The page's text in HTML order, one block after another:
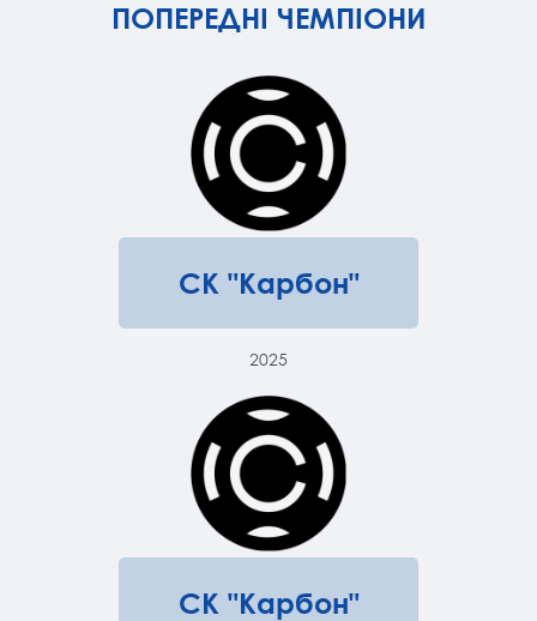
ПОПЕРЕДНІ ЧЕМПІОНИ
СК "Карбон"
2025
СК "Карбон"